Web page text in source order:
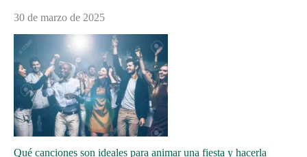
30 de marzo de 2025
Qué canciones son ideales para animar una fiesta y hacerla